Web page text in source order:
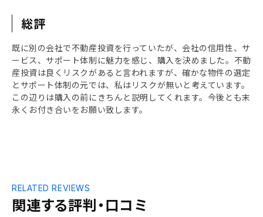
総評
既に別の会社で不動産投資を行っていたが、会社の信用性、サ
ービス、サポート体制に魅力を感じ、購入を決めました。不動
産投資は良くリスクがあると言われますが、確かな物件の選定
とサポート体制の元では、私はリスクが無いと考えています。
この辺りは購入の前にきちんと説明してくれます。今後とも末
永くお付き合いをお願い致します。
関連する評判・口コミ
RELATED REVIEWS